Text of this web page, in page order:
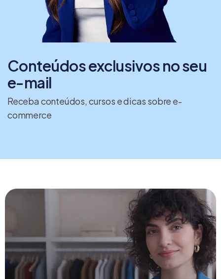
Conteúdos exclusivos no seu
e-mail
Receba conteúdos, cursos e dicas sobre e-
commerce